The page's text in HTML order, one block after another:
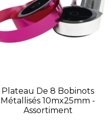
Plateau De 8 Bobinots
Métallisés 10mx25mm -
Assortiment